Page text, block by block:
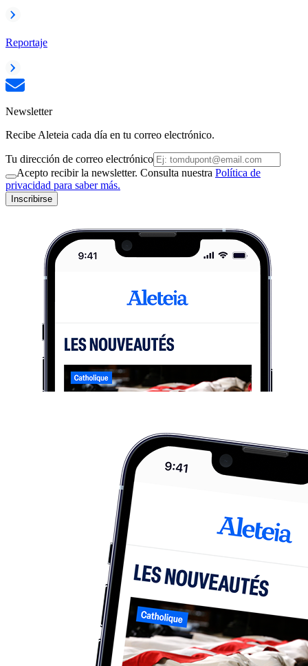
Reportaje
Newsletter
Recibe Aleteia cada día en tu correo electrónico.
Tu dirección de correo electrónico
Acepto recibir la newsletter. Consulta nuestra Política de
privacidad para saber más.
Inscribirse